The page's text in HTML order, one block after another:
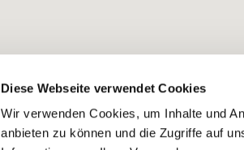
Diese Webseite verwendet Cookies
Wir verwenden Cookies, um Inhalte und
anbieten zu können und die Zugriffe auf